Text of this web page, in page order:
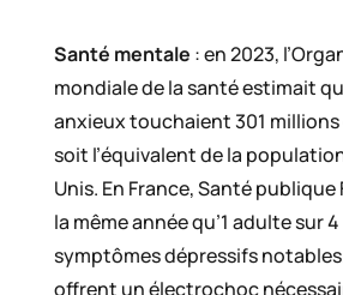
Santé mentale : en 2023,
mondiale de la santé estimait
anxieux touchaient 301 millions
soit l’équivalent de la
Unis. En France, Santé
la même année qu’1 adulte sur
symptômes dépressifs
offrent un électrochoc